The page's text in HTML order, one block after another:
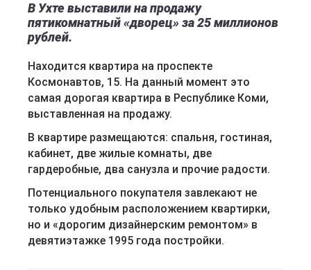
В Ухте выставили на продажу
пятикомнатный «дворец» за 25 миллионов
рублей.
Находится квартира на проспекте
Космонавтов, 15. На данный момент это
самая дорогая квартира в Республике Коми,
выставленная на продажу.
В квартире размещаются: спальня, гостиная,
кабинет, две жилые комнаты, две
гардеробные, два санузла и прочие радости.
Потенциального покупателя завлекают не
только удобным расположением квартирки,
но и «дорогим дизайнерским ремонтом» в
девятиэтажке 1995 года постройки.